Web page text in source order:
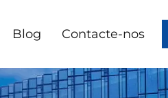
Blog Contacte-nos